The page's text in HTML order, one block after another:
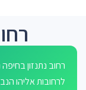
רחוב נתנזון
לרחובות אליהו